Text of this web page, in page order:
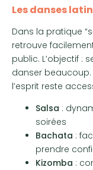
Les danses
Dans la pratique
retrouve
public. L’objectif :
danser beaucoup.
l’esprit reste
Salsa :
soirées
Bachata :
prendre
Kizomba :